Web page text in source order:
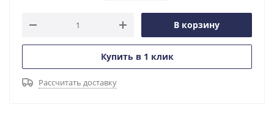
В корзину
Купить в 1 клик
Рассчитать доставку